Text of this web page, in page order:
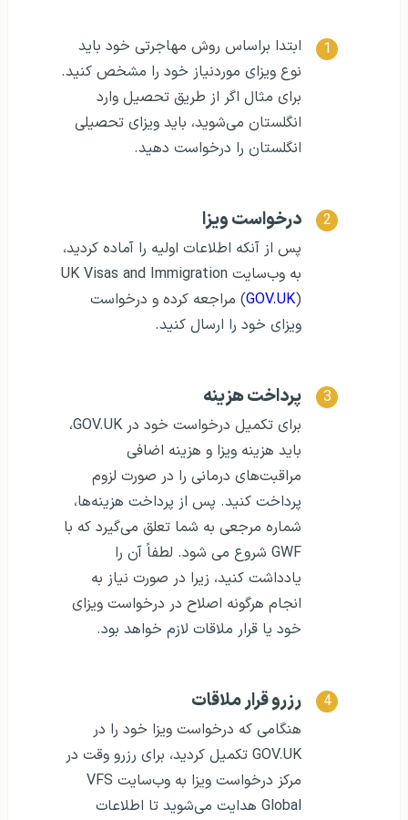
ابتدا براساس روش مهاجرتی خود باید
نوع ویزای موردنیاز خود را مشخص کنید.
برای مثال اگر از طریق تحصیل وارد
انگلستان می‌شوید، باید ویزای تحصیلی
انگلستان را درخواست دهید.
درخواست ویزا
پس از آنکه اطلاعات اولیه را آماده کردید،
به وب‌سایت UK Visas and Immigration
(GOV.UK ) مراجعه کرده و درخواست
ویزای خود را ارسال کنید.
پرداخت هزینه
برای تکمیل درخواست خود در GOV.UK،
باید هزینه ویزا و هزینه اضافی
مراقبت‌های درمانی را در صورت لزوم
پرداخت کنید. پس از پرداخت هزینه‌ها،
شماره مرجعی به شما تعلق می‌گیرد که با
GWF شروع می شود. لطفاً آن را
یادداشت کنید، زیرا در صورت نیاز به
انجام هرگونه اصلاح در درخواست ویزای
خود یا قرار ملاقات لازم خواهد بود.
رزرو قرار ملاقات
هنگامی که درخواست ویزا خود را در
GOV.UK تکمیل کردید، برای رزرو وقت در
مرکز درخواست ویزا به وب‌سایت VFS
Global هدایت می‌شوید تا اطلاعات